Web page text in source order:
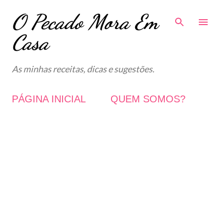
Avançar para o conteúdo principal
O Pecado Mora Em
Casa
As minhas receitas, dicas e sugestões.
PÁGINA INICIAL QUEM SOMOS?